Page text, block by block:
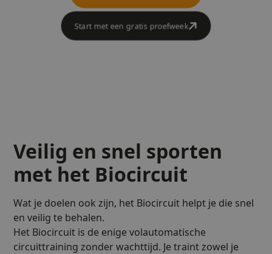
Start met een gratis proefweek
Veilig en snel sporten
met het Biocircuit
Wat je doelen ook zijn, het Biocircuit helpt je die snel
en veilig te behalen.
Het Biocircuit is de enige volautomatische
circuittraining zonder wachttijd. Je traint zowel je